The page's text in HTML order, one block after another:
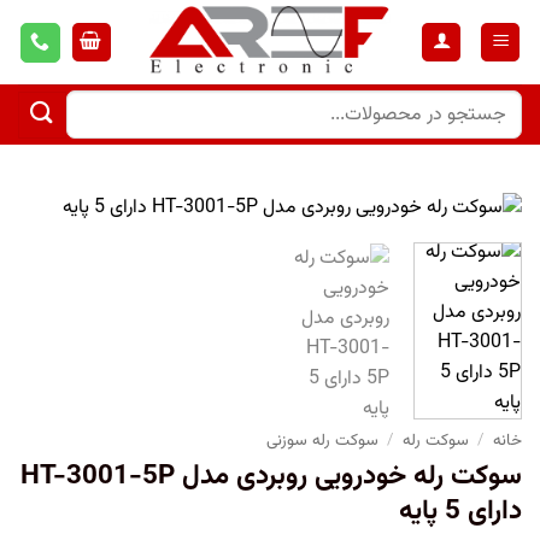
خانه / سوکت رله / سوکت رله سوزنی
سوکت رله خودرویی روبردی مدل HT-3001-5P
دارای 5 پایه